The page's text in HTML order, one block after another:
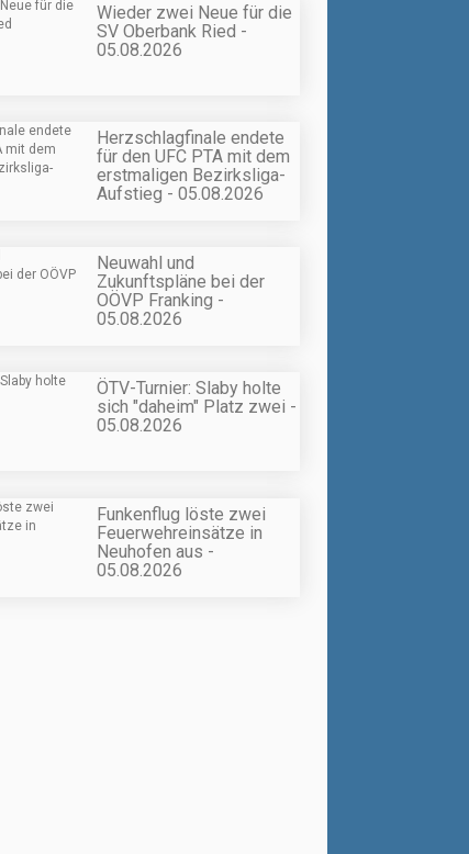
Wieder zwei Neue für die
SV Oberbank Ried -
05.08.2026
Herzschlagfinale endete
für den UFC PTA mit dem
erstmaligen Bezirksliga-
Aufstieg - 05.08.2026
Neuwahl und
Zukunftspläne bei der
OÖVP Franking -
05.08.2026
ÖTV-Turnier: Slaby holte
sich "daheim" Platz zwei -
05.08.2026
Funkenflug löste zwei
Feuerwehreinsätze in
Neuhofen aus -
05.08.2026